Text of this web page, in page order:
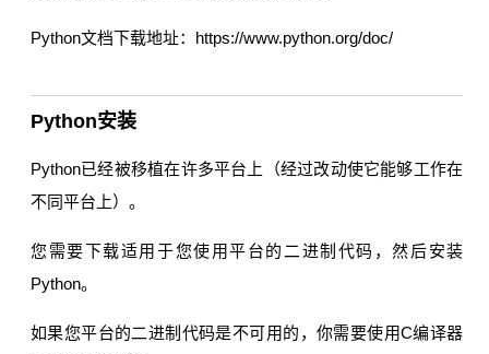
Python文档下载地址：https://www.python.org/doc/
Python安装
Python已经被移植在许多平台上（经过改动使它能够工作在
不同平台上）。
您需要下载适用于您使用平台的二进制代码，然后安装
Python。
如果您平台的二进制代码是不可用的，你需要使用C编译器